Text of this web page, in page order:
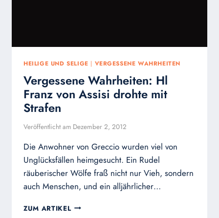
HEILIGE UND SELIGE | VERGESSENE WAHRHEITEN
Vergessene Wahrheiten: Hl
Franz von Assisi drohte mit
Strafen
Veröffentlicht am Dezember 2, 2012
Die Anwohner von Greccio wurden viel von
Unglücksfällen heimgesucht. Ein Rudel
räuberischer Wölfe fraß nicht nur Vieh, sondern
auch Menschen, und ein alljährlicher…
ZUM ARTIKEL VERGESSENE